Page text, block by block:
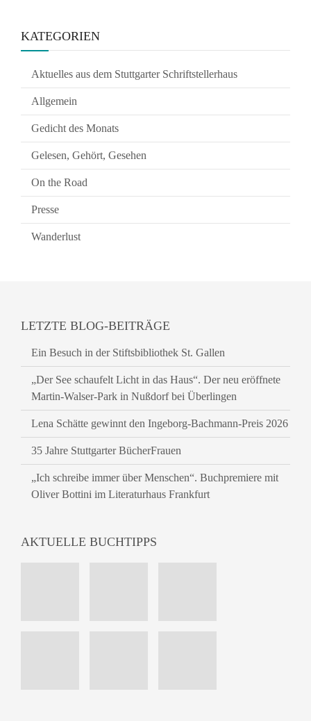
KATEGORIEN
Aktuelles aus dem Stuttgarter Schriftstellerhaus
Allgemein
Gedicht des Monats
Gelesen, Gehört, Gesehen
On the Road
Presse
Wanderlust
LETZTE BLOG-BEITRÄGE
Ein Besuch in der Stiftsbibliothek St. Gallen
„Der See schaufelt Licht in das Haus“. Der neu eröffnete
Martin-Walser-Park in Nußdorf bei Überlingen
Lena Schätte gewinnt den Ingeborg-Bachmann-Preis 2026
35 Jahre Stuttgarter BücherFrauen
„Ich schreibe immer über Menschen“. Buchpremiere mit
Oliver Bottini im Literaturhaus Frankfurt
AKTUELLE BUCHTIPPS